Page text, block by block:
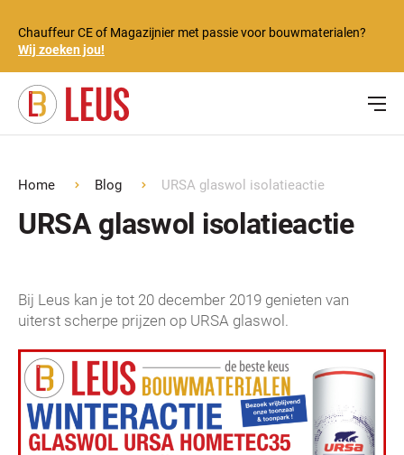
Chauffeur CE of Magazijnier met passie voor bouwmaterialen?
Wij zoeken jou!
Home Blog URSA glaswol isolatieactie
URSA glaswol isolatieactie
Bij Leus kan je tot 20 december 2019 genieten van
uiterst scherpe prijzen op URSA glaswol.